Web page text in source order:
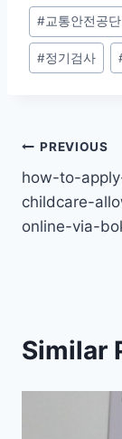
Post
Tags:
#교통안전공단
#정기검사
Post
PREVIOUS
how-to-
childcare-
online-via-
Similar